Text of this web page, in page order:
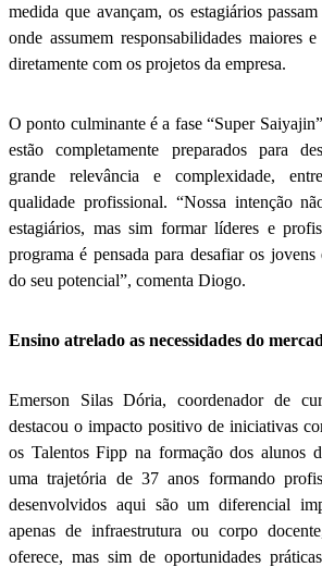
medida que avançam, os estagiários
onde assumem responsabilidades maiores
diretamente com os projetos da empresa.
O ponto culminante é a fase “Super
estão completamente preparados para
grande relevância e complexidade,
qualidade profissional. “Nossa intenção
estagiários, mas sim formar líderes e
programa é pensada para desafiar os
do seu potencial”, comenta Diogo.
Ensino atrelado as necessidades do
Emerson Silas Dória, coordenador de
destacou o impacto positivo de iniciativas
os Talentos Fipp na formação dos alunos
uma trajetória de 37 anos formando
desenvolvidos aqui são um diferencial
apenas de infraestrutura ou corpo
oferece, mas sim de oportunidades